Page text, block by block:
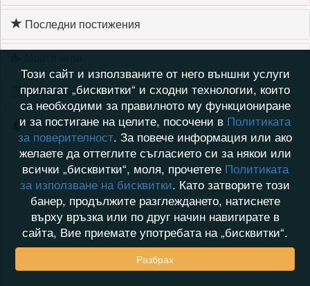
Последни постижения
Хронология на игри
Активност
Този сайт и използваните от него външни услуги
прилагат „бисквитки“ и сходни технологии, които
са необходими за правилното му функциониране
и за постигане на целите, посочени в Политиката
за поверителност. За повече информация или ако
желаете да оттеглите съгласието си за някои или
всички „бисквитки“, моля, прочетете Политиката
за използване на бисквитки. Като затворите този
банер, продължите разглеждането, натиснете
върху връзка или по друг начин навигирате в
сайта, Вие приемате употребата на „бисквитки“.
Разбрах